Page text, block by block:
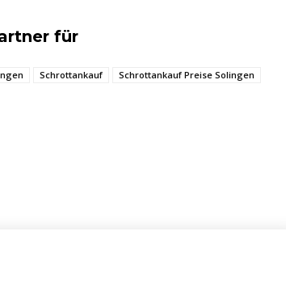
für
Schrottankauf
Schrottankauf Preise Solingen